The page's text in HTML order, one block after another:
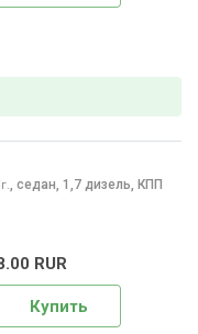
г., седан, 1,7 дизель, КПП
RUR
Купить